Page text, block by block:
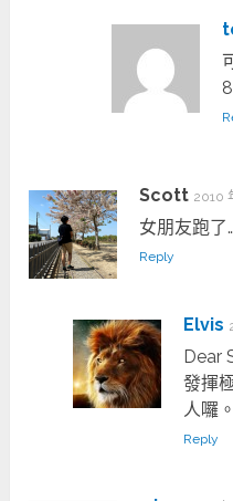
Scott 2010
女朋友跑了
Reply
Elvis
Dear
發揮
人囉。
Reply